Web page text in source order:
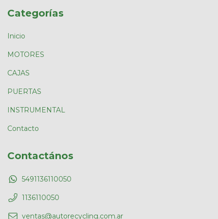
Categorías
Inicio
MOTORES
CAJAS
PUERTAS
INSTRUMENTAL
Contacto
Contactános
5491136110050
1136110050
ventas@autorecycling.com.ar